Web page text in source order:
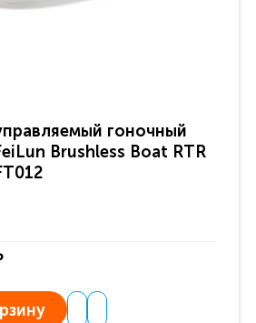
гоночный
Brushless Boat RTR